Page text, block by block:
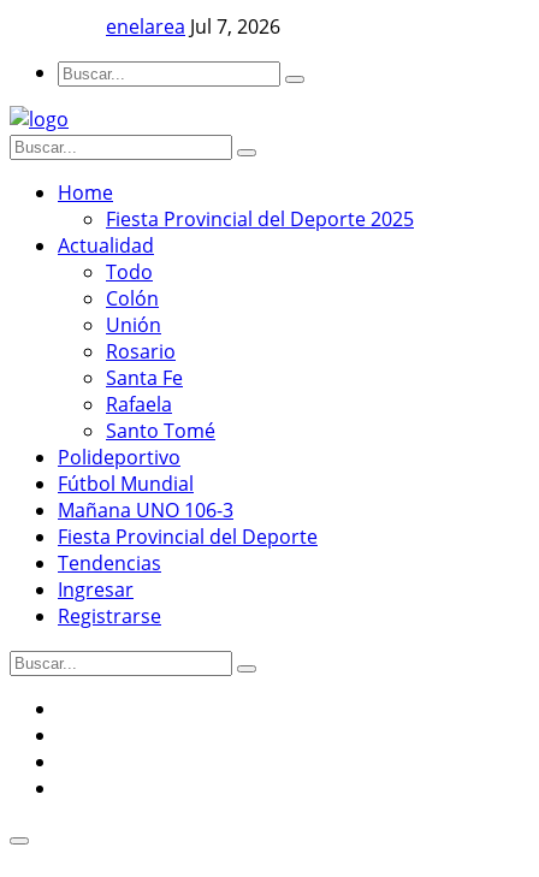
enelarea Jul 7, 2026
Home
Fiesta Provincial del Deporte 2025
Actualidad
Todo
Colón
Unión
Rosario
Santa Fe
Rafaela
Santo Tomé
Polideportivo
Fútbol Mundial
Mañana UNO 106-3
Fiesta Provincial del Deporte
Tendencias
Ingresar
Registrarse